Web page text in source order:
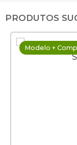
PRODUTOS
Modelo +